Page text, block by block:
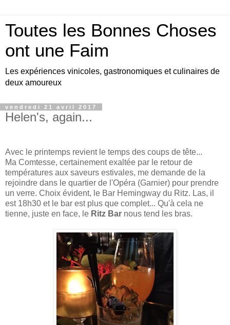
Toutes les Bonnes Choses
ont une Faim
Les expériences vinicoles, gastronomiques et culinaires de
deux amoureux
vendredi 21 avril 2017
Helen's, again...
Avec le printemps revient le temps des coups de tête...
Ma Comtesse, certainement exaltée par le retour de
températures aux saveurs estivales, me demande de la
rejoindre dans le quartier de l'Opéra (Garnier) pour prendre
un verre. Choix évident, le Bar Hemingway du Ritz. Las, il
est 18h30 et le bar est plus que complet... Qu'à cela ne
tienne, juste en face, le Ritz Bar nous tend les bras.